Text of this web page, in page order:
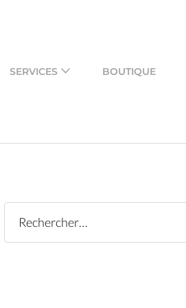
SERVICES BOUTIQUE
Rechercher :